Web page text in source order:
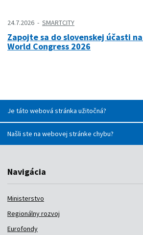
24.7.2026 SMARTCITY
Zapojte sa do slovenskej účasti
World Congress 2026
Je táto webová stránka užitočná?
Našli ste na webovej stránke chybu?
Navigácia
Ministerstvo
Regionálny rozvoj
Eurofondy